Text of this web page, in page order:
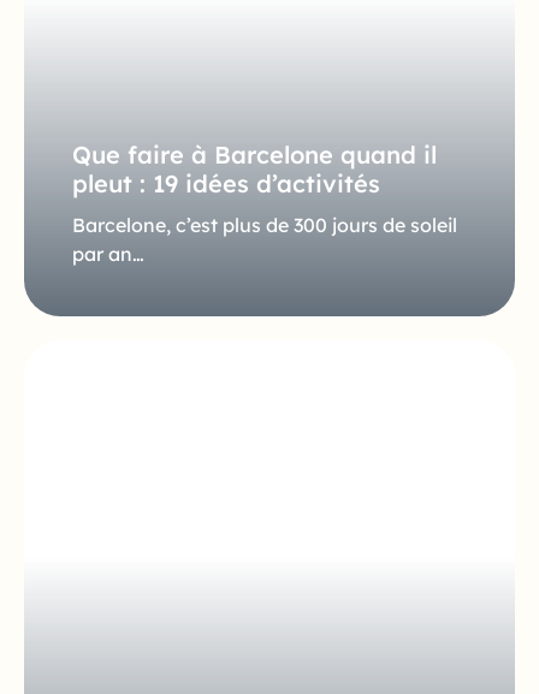
Que faire à Barcelone quand il
pleut : 19 idées d’activités
Barcelone, c’est plus de 300 jours de soleil
par an…